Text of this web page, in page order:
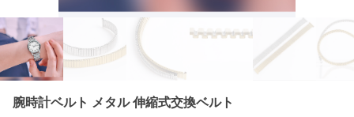
腕時計ベルト メタル 伸縮式交換ベルト